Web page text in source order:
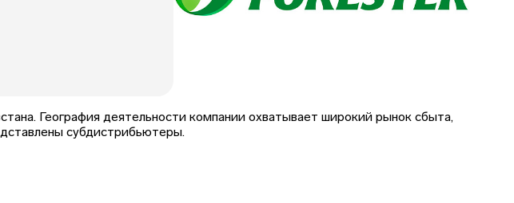
География деятельности компании охватывает широкий рынок сбыта,
субдистрибьютеры.